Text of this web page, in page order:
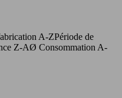
A-ZPériode de
Z-AØ Consommation A-